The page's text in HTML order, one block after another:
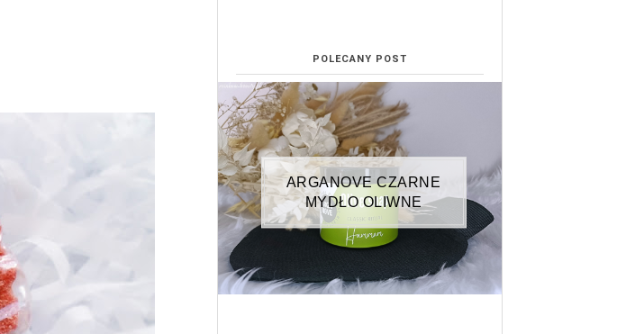
POLECANY POST
ARGANOVE CZARNE
MYDŁO OLIWNE